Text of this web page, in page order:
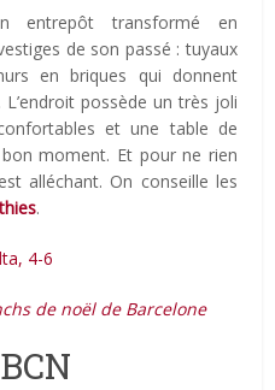
entrepôt transformé en
de son passé : tuyaux
en briques qui donnent
possède un très joli
et une table de
moment. Et pour ne rien
alléchant. On conseille les
.
4-6
de noël de Barcelone